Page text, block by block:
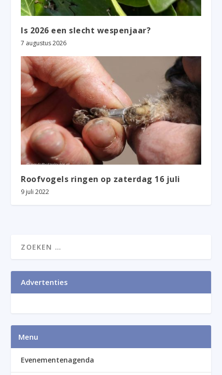
Is 2026 een slecht wespenjaar?
7 augustus 2026
Roofvogels ringen op zaterdag 16 juli
9 juli 2022
Advertenties
Menu
Evenementenagenda